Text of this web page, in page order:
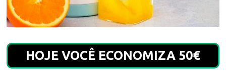
HOJE VOCÊ ECONOMIZA 50€